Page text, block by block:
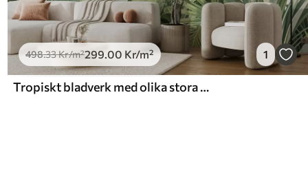
498.33Kr/m²299 .00 Kr/m² 1
Tropiskt bladverk med olika stora gröna blad, inklusive bananblad, palmblad och andra exotiska växtarter